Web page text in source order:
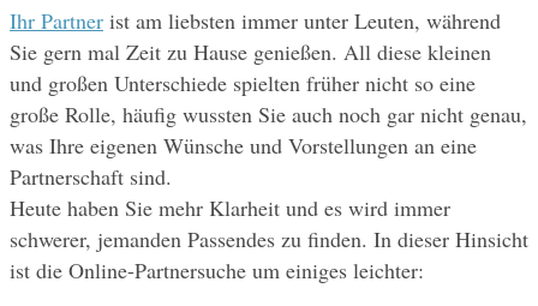
Ihr Partner ist am liebsten immer unter Leuten, während
Sie gern mal Zeit zu Hause genießen. All diese kleinen
und großen Unterschiede spielten früher nicht so eine
große Rolle, häufig wussten Sie auch noch gar nicht genau,
was Ihre eigenen Wünsche und Vorstellungen an eine
Partnerschaft sind.
Heute haben Sie mehr Klarheit und es wird immer
schwerer, jemanden Passendes zu finden. In dieser Hinsicht
ist die Online-Partnersuche um einiges leichter: